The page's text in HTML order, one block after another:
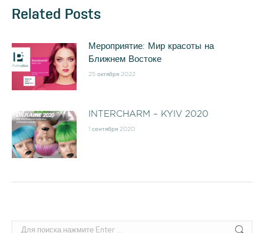
Related Posts
Мероприятие: Мир красоты на
Ближнем Востоке
25 октября 2022
INTERCHARM – KYIV 2020
1 сентября 2020
Поиск: